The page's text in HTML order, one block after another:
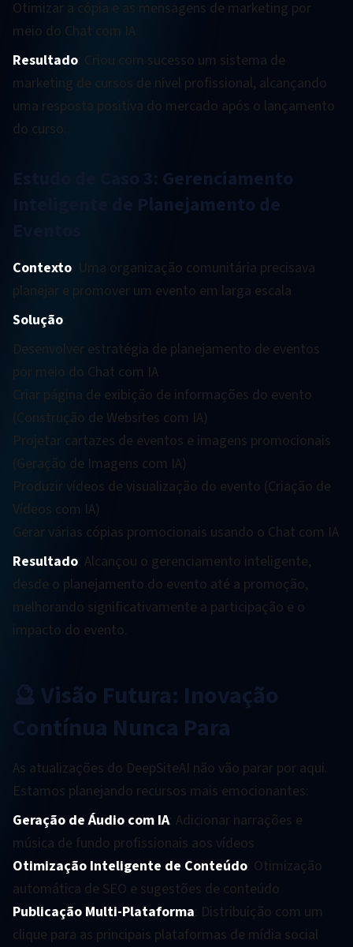
Otimizar a cópia e as mensagens de marketing por
meio do Chat com IA
Resultado : Criou com sucesso um sistema de
marketing de cursos de nível profissional, alcançando
uma resposta positiva do mercado após o lançamento
do curso.
Estudo de Caso 3: Gerenciamento
Inteligente de Planejamento de
Contexto : Uma organização comunitária precisava
planejar e promover um evento em larga escala
Solução
Desenvolver estratégia de planejamento de eventos
por meio do Chat com IA
Criar página de exibição de informações do evento
(Construção de Websites com IA)
Projetar cartazes de eventos e imagens promocionais
(Geração de Imagens com IA)
Produzir vídeos de visualização do evento (Criação de
Vídeos com IA)
Gerar várias cópias promocionais usando o Chat com IA
Resultado: Alcançou o gerenciamento inteligente,
desde o planejamento do evento até a promoção,
melhorando significativamente a participação e o
impacto do evento.
🔮 Visão Futura: Inovação
Contínua Nunca Para
As atualizações do DeepSiteAI não vão parar por aqui.
Estamos planejando recursos mais emocionantes:
Geração de Áudio com IA: Adicionar narrações e
música de fundo profissionais aos vídeos
Otimização Inteligente de Conteúdo: Otimização
automática de SEO e sugestões de conteúdo
Publicação Multi-Plataforma: Distribuição com um
clique para as principais plataformas de mídia social